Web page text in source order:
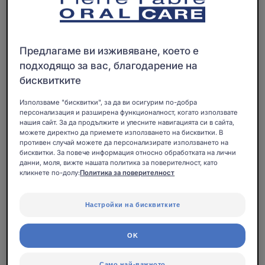
7/100 може да се използва през първата седмицата
непосрредствено след операция в устната кухина.
Най-меките влакна в серията, идеални за употреба
Предлагаме ви изживяване, което е
подходящо за вас, благодарение на
бисквитките
Използваме "бисквитки", за да ви осигурим по-добра
персонализация и разширена функционалност, когато използвате
нашия сайт. За да продължите и улесните навигацията си в сайта,
можете директно да приемете използването на бисквитки. В
противен случай можете да персонализирате използването на
бисквитки. За повече информация относно обработката на лични
данни, моля, вижте нашата политика за поверителност, като
кликнете по-долу:Политика за поверителност
Настройки на бисквитките
OK